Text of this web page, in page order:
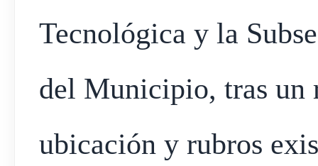
Tecnológica y la
del Municipio, tras un
ubicación y rubros